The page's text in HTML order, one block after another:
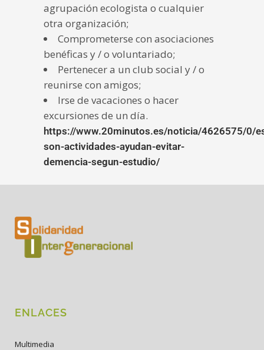
agrupación ecologista o cualquier
otra organización;
Comprometerse con asociaciones
benéficas y / o voluntariado;
Pertenecer a un club social y / o
reunirse con amigos;
Irse de vacaciones o hacer
excursiones de un día.
https://www.20minutos.es/noticia/4626575/0/
son-actividades-ayudan-evitar-
demencia-segun-estudio/
ENLACES
Multimedia